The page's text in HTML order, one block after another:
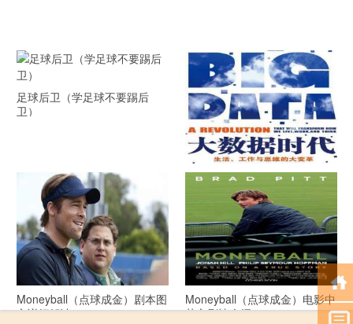
足球后卫（学足球不要踢后
卫）
《大数据时代》 PDF文档下载
Moneyball（点球成金）剧本图
文详细解读
Moneyball（点球成金）电影中
英文剧情介绍